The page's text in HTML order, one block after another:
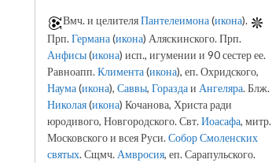
Вмч. и целителяПантелеимона(икона).
Прп.Германа(икона) Аляскинского. Прп.
Анфисы(икона) исп., игумении и 90 сестер ее.
Равноапп.Климента(икона), еп. Охридского,
Наума(икона), Саввы, Гораздаи Ангеляра. Блж.
Николая(икона) Кочанова, Христа ради
юродивого, Новгородского. Свт.Иоасафа, митр.
Московского и всея Руси.Собор Смоленских
святых. Сщмч. Амвросия, еп. Сарапульского.